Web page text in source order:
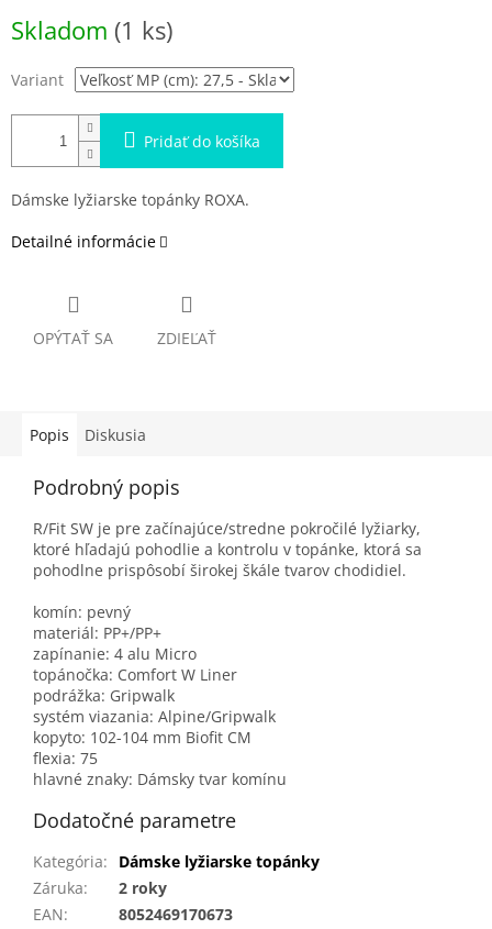
cena:
Skladom (1 ks)
Variant
Pridať do košíka
Dámske lyžiarske topánky ROXA.
Detailné informácie
OPÝTAŤ SA ZDIEĽAŤ
Popis Diskusia
Podrobný popis
R/Fit SW je pre začínajúce/stredne pokročilé lyžiarky,
ktoré hľadajú pohodlie a kontrolu v topánke, ktorá sa
pohodlne prispôsobí širokej škále tvarov chodidiel.
komín: pevný
materiál: PP+/PP+
zapínanie: 4 alu Micro
topánočka: Comfort W Liner
podrážka: Gripwalk
systém viazania: Alpine/Gripwalk
kopyto: 102-104 mm Biofit CM
flexia: 75
hlavné znaky: Dámsky tvar komínu
Dodatočné parametre
Kategória:
Dámske lyžiarske topánky
Záruka:
2 roky
EAN:
8052469170673